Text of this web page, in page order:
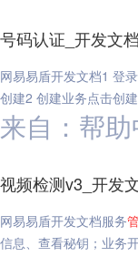
号码认证_开发文
网易易盾开发文档1 登
创建2 创建业务点击创
来自：帮
视频检测v3_开发
网易易盾开发文档服务
信息、查看秘钥；业务